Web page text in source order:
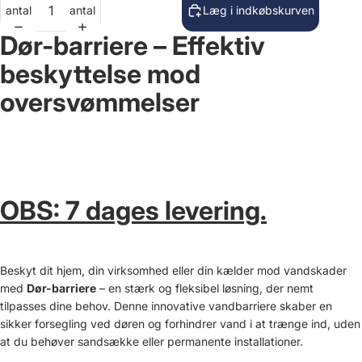
antal
antal
Læg i indkøbskurven
Dør-barriere – Effektiv
beskyttelse mod
oversvømmelser
OBS: 7 dages levering.
Beskyt dit hjem, din virksomhed eller din kælder mod vandskader
med Dør-barriere – en stærk og fleksibel løsning, der nemt
tilpasses dine behov. Denne innovative vandbarriere skaber en
sikker forsegling ved døren og forhindrer vand i at trænge ind, uden
at du behøver sandsække eller permanente installationer.